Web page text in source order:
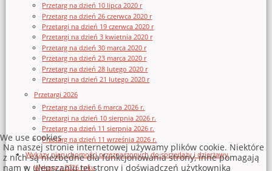
Przetarg na dzień 10 lipca 2020 r
Przetarg na dzień 26 czerwca 2020 r
Przetargi na dzień 19 czerwca 2020 r
Przetargi na dzień 3 kwietnia 2020 r
Przetarg na dzień 30 marca 2020 r
Przetarg na dzień 23 marca 2020 r
Przetarg na dzień 28 lutego 2020 r
Przetargi na dzień 21 lutego 2020 r
Przetargi 2026
Przetarg na dzień 6 marca 2026 r.
Przetargi na dzień 10 sierpnia 2026 r.
Przetarg na dzień 11 sierpnia 2026 r.
Przetarg na dzień 11 września 2026 r.
Wykazy nieruchomości przeznaczonych do sprzedaży i dzierżawy
Wykazy z 2026 roku
We use cookies
Na naszej stronie internetowej używamy plików cookie. Niektóre
z nich są niezbędne dla funkcjonowania strony, inne pomagają
nam w ulepszaniu tej strony i doświadczeń użytkownika